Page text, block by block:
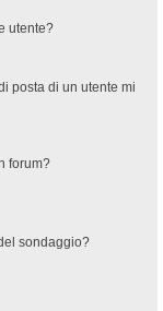
utente?
posta di un utente mi
forum?
sondaggio?